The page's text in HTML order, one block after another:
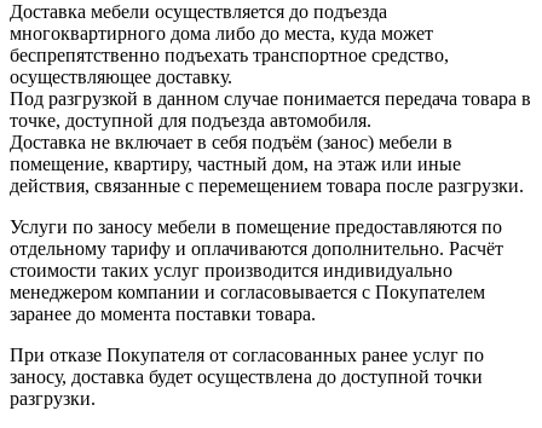
Доставка мебели осуществляется до подъезда
многоквартирного дома либо до места, куда может
беспрепятственно подъехать транспортное средство,
осуществляющее доставку.
Под разгрузкой в данном случае понимается передача товара в
точке, доступной для подъезда автомобиля.
Доставка не включает в себя подъём (занос) мебели в
помещение, квартиру, частный дом, на этаж или иные
действия, связанные с перемещением товара после разгрузки.
Услуги по заносу мебели в помещение предоставляются по
отдельному тарифу и оплачиваются дополнительно. Расчёт
стоимости таких услуг производится индивидуально
менеджером компании и согласовывается с Покупателем
заранее до момента поставки товара.
При отказе Покупателя от согласованных ранее услуг по
заносу, доставка будет осуществлена до доступной точки
разгрузки.